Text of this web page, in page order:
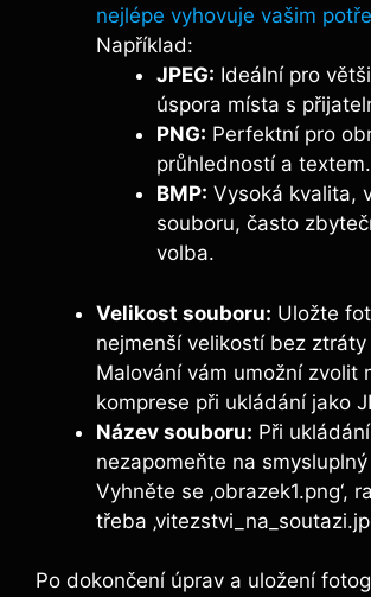
nejlépe vyhovuje vašim
Například:
JPEG: Ideální pro
úspora místa s
PNG: Perfektní pro
průhledností a textem.
BMP: Vysoká kvalita,
souboru, často
volba.
Velikost souboru: Uložte
nejmenší velikostí bez ztráty
Malování vám umožní zvolit
komprese při ukládání jako
Název souboru: Při ukládání
nezapomeňte na
Vyhněte se ‚obrazek1.png‘,
třeba
Po dokončení úprav a uložení